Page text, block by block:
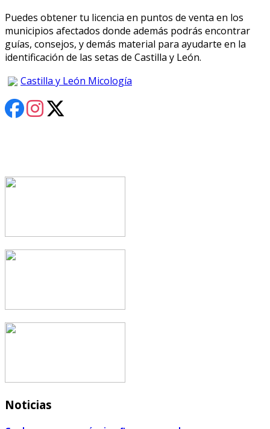
Puedes obtener tu licencia en puntos de venta en los
municipios afectados donde además podrás encontrar
guías, consejos, y demás material para ayudarte en la
identificación de las setas de Castilla y León.
Castilla y León Micología
Noticias